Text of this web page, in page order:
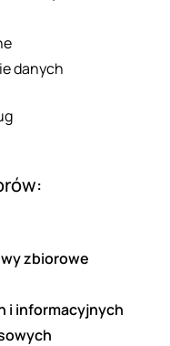
danych
zbiorowe
i informacyjnych